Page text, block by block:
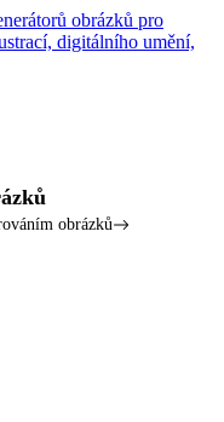
obrázků pro
digitálního umění,
obrázků